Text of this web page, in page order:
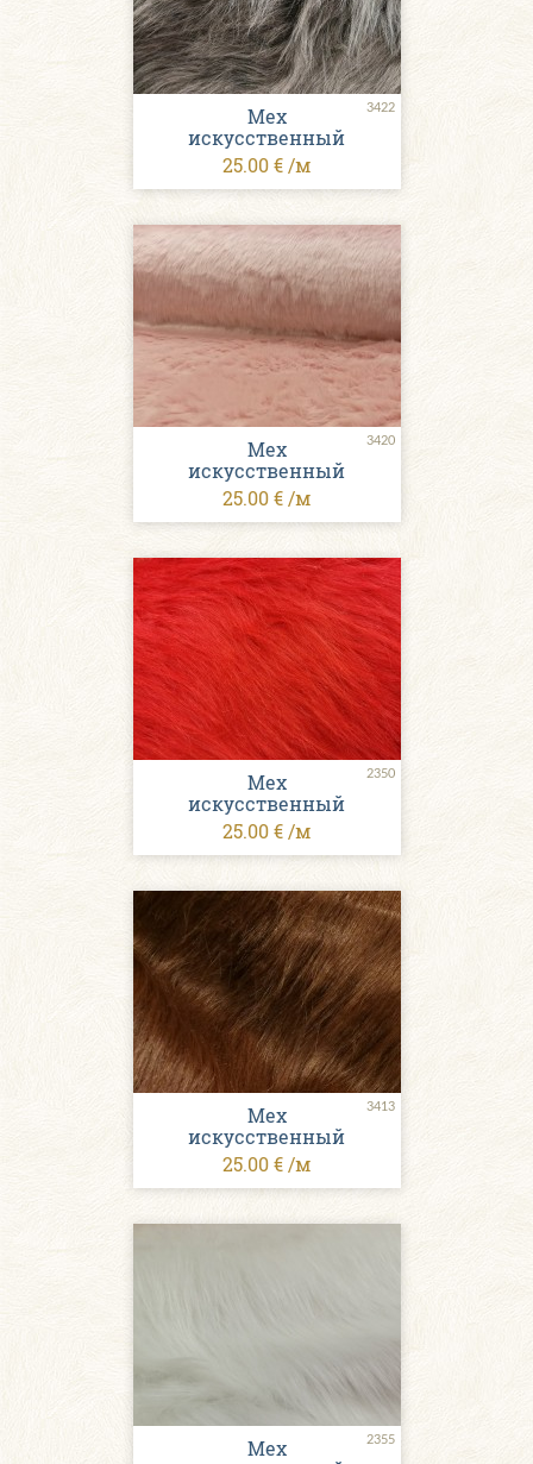
3422
Мех
искусственный
25.00 € /м
3420
Мех
искусственный
25.00 € /м
2350
Мех
искусственный
25.00 € /м
3413
Мех
искусственный
25.00 € /м
2355
Мех